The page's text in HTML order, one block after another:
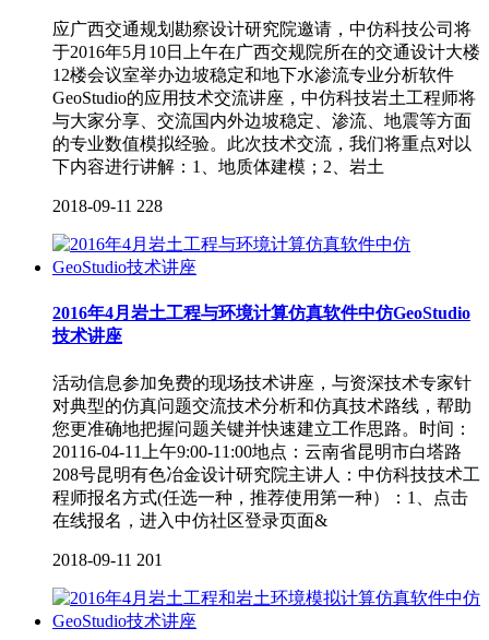
应广西交通规划勘察设计研究院邀请，中仿科技公司将
于2016年5月10日上午在广西交规院所在的交通设计大楼
12楼会议室举办边坡稳定和地下水渗流专业分析软件
GeoStudio的应用技术交流讲座，中仿科技岩土工程师将
与大家分享、交流国内外边坡稳定、渗流、地震等方面
的专业数值模拟经验。此次技术交流，我们将重点对以
下内容进行讲解：1、地质体建模；2、岩土
2018-09-11 228
2016年4月岩土工程与环境计算仿真软件中仿GeoStudio
技术讲座
活动信息参加免费的现场技术讲座，与资深技术专家针
对典型的仿真问题交流技术分析和仿真技术路线，帮助
您更准确地把握问题关键并快速建立工作思路。时间：
20116-04-11上午9:00-11:00地点：云南省昆明市白塔路
208号昆明有色冶金设计研究院主讲人：中仿科技技术工
程师报名方式(任选一种，推荐使用第一种）：1、点击
在线报名，进入中仿社区登录页面&
2018-09-11 201